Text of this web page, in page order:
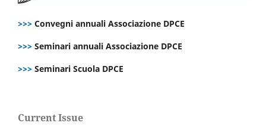
>>> Convegni annuali Associazione DPCE
>>> Seminari annuali Associazione DPCE
>>> Seminari Scuola DPCE
Current Issue